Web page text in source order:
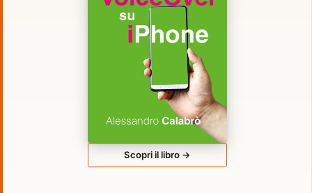
Scopri il libro →